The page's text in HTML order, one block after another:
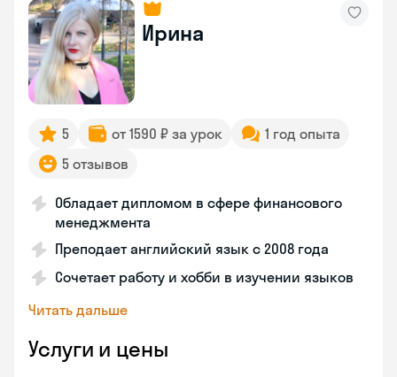
Ирина
5 от 1590 ₽ за урок
1 год опыта
5 отзывов
Обладает дипломом в сфере финансового
менеджмента
Преподает английский язык с 2008 года
Сочетает работу и хобби в изучении языков
Читать дальше
Услуги и цены